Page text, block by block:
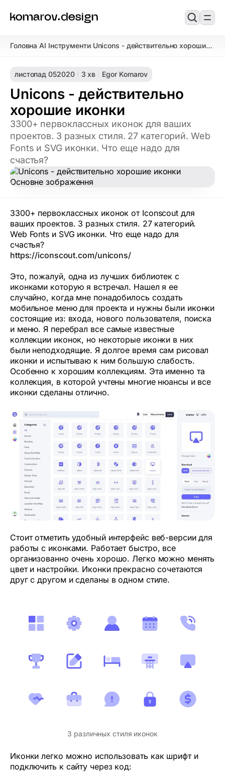
Головна/AI Інструменти/Unicons - действительно хорошие
листопад 052020 3 хв Egor Komarov
Unicons - действительно
хорошие иконки
3300+ первоклассных иконок для ваших
проектов. 3 разных стиля. 27 категорий. Web
Fonts и SVG иконки. Что еще надо для
счастья?
3300+ первоклассных иконок от Iconscout для
ваших проектов. 3 разных стиля. 27 категорий.
Web Fonts и SVG иконки. Что еще надо для
счастья?
https://iconscout.com/unicons/
Это, пожалуй, одна из лучших библиотек с
иконками которую я встречал. Нашел я ее
случайно, когда мне понадобилось создать
мобильное меню для проекта и нужны были иконки
состоящие из: входа, нового пользователя, поиска
и меню. Я перебрал все самые известные
коллекции иконок, но некоторые иконки в них
были неподходящие. Я долгое время сам рисовал
иконки и испытываю к ним большую слабость.
Особенно к хорошим коллекциям. Эта именно та
коллекция, в которой учтены многие нюансы и все
иконки сделаны отлично.
Стоит отметить удобный интерфейс веб-версии для
работы с иконками. Работает быстро, все
организованно очень хорошо. Легко можно менять
цвет и настройки. Иконки прекрасно сочетаются
друг с другом и сделаны в одном стиле.
3 различных стиля иконок
Иконки легко можно использовать как шрифт и
подключить к сайту через код: